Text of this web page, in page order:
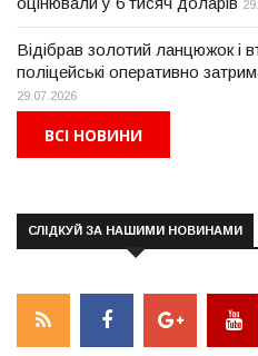
Відібрав золотий ланцюжок і
поліцейські оперативно
29.07.2026
ВСІ НОВИНИ
СЛІДКУЙ ЗА НАШИМИ НОВИНАМИ